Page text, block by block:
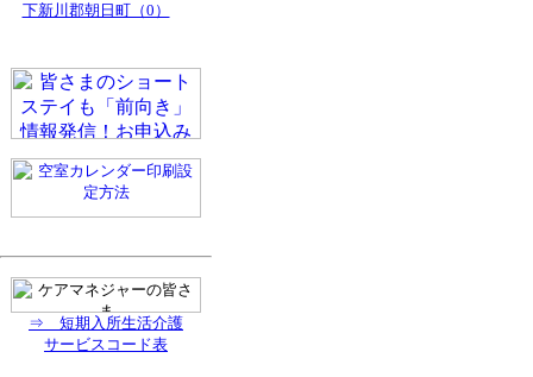
下新川郡朝日町（0）
⇒ 短期入所生活介護
サービスコード表